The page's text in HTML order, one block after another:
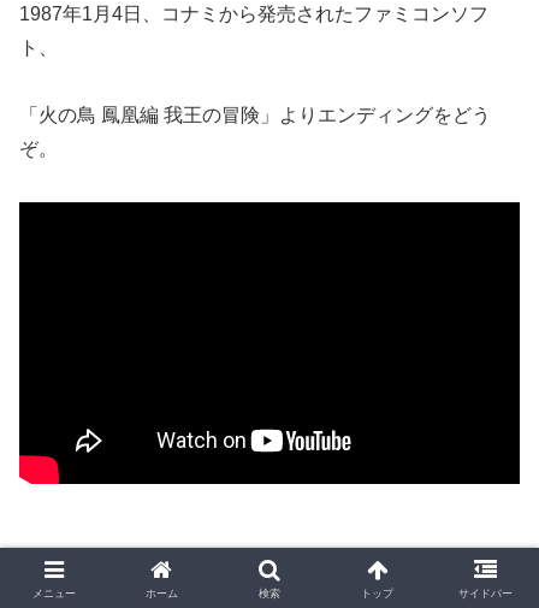
1987年1月4日、コナミから発売されたファミコンソフ
ト、
「火の鳥 鳳凰編 我王の冒険」よりエンディングをどう
ぞ。
どうしても最後のパネルをゲットするステージまでたどり
メニュー ホーム 検索 トップ サイドバー